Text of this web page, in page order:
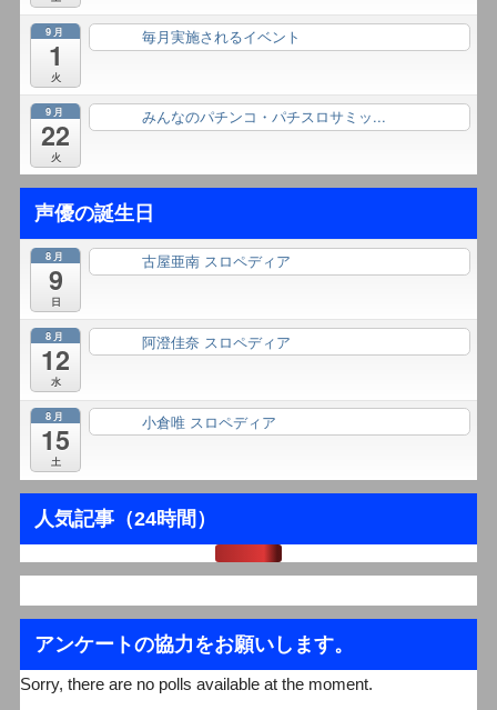
9月
1
火
毎月実施されるイベント
9月
22
火
みんなのパチンコ・パチスロサミッ...
声優の誕生日
8月
9
日
古屋亜南 スロペディア
8月
12
水
阿澄佳奈 スロペディア
8月
15
土
小倉唯 スロペディア
人気記事（24時間）
アンケートの協力をお願いします。
Sorry, there are no polls available at the moment.